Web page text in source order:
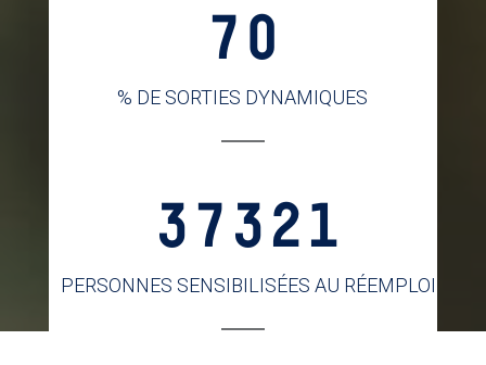
70
% DE SORTIES DYNAMIQUES
37321
PERSONNES SENSIBILISÉES AU RÉEMPLOI